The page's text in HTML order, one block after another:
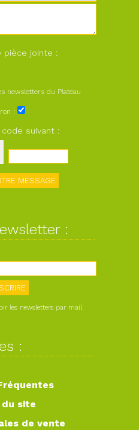
pièce jointe :
newsletters du Plateau
:
suivant :
:
les newsletters par mail
:
site
de vente